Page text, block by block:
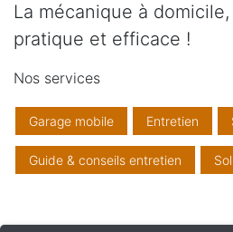
La mécanique à
pratique et efficace !
Nos services
Garage mobile Entretien
Guide & conseils entretien